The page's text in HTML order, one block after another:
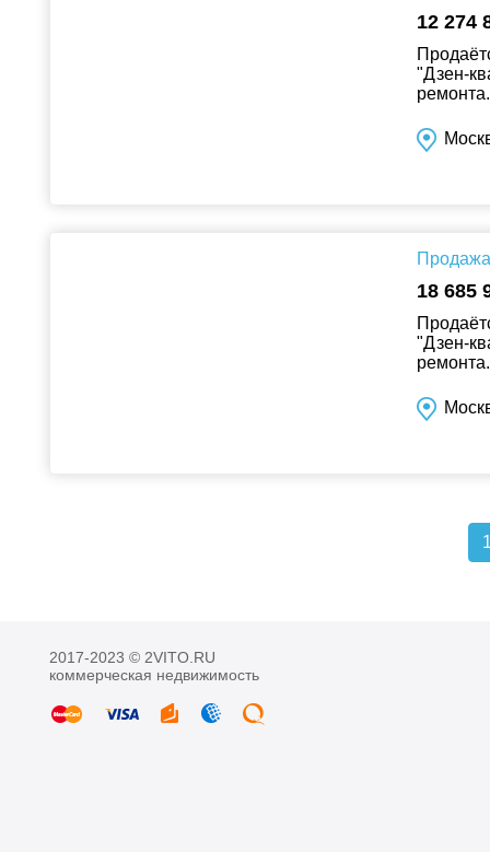
12 274
"Дзен-
18 685
"Дзен-
2017-2023 © 2VITO.RU
коммерческая недвижимость